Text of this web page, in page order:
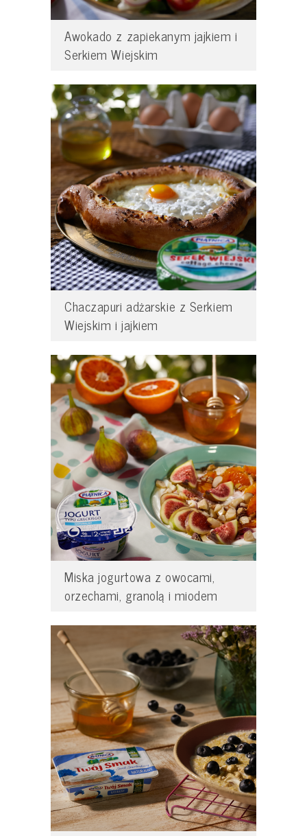
Awokado z zapiekanym jajkiem i
Serkiem Wiejskim
Chaczapuri adżarskie z Serkiem
Wiejskim i jajkiem
Miska jogurtowa z owocami,
orzechami, granolą i miodem